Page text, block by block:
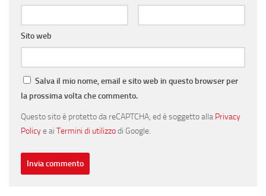
Sito web
Salva il mio nome, email e sito web in questo browser per
la prossima volta che commento.
Questo sito è protetto da reCAPTCHA, ed è soggetto alla Privacy
Policye ai Termini di utilizzodi Google.